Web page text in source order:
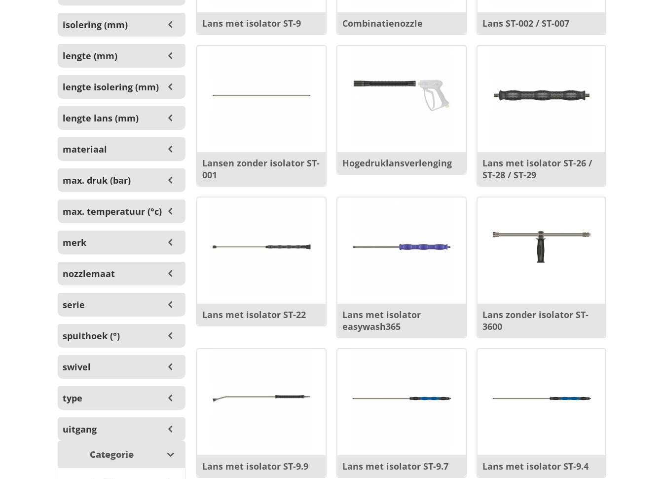
isolering (mm)
lengte (mm)
lengte isolering (mm)
lengte lans (mm)
materiaal
max. druk (bar)
max. temperatuur (°c)
merk
nozzlemaat
serie
spuithoek (°)
swivel
type
uitgang
Categorie
Lans met isolator ST-9 Combinatienozzle Lans ST-002 / ST-007
Lansen zonder isolator ST-
001
Hogedruklansverlenging
Lans met isolator ST-26 /
ST-28 / ST-29
Lans met isolator ST-22
Lans met isolator
easywash365
Lans zonder isolator ST-
3600
Lans met isolator ST-9.9 Lans met isolator ST-9.7 Lans met isolator ST-9.4